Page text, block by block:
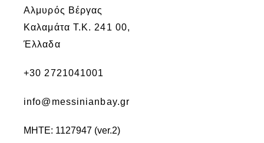
Αλμυρός Βέργας
Καλαμάτα Τ.Κ. 241 00,
Έλλαδα
+30 2721041001
info@messinianbay.gr
ΜΗΤΕ: 1127947 (ver.2)